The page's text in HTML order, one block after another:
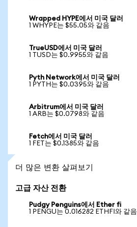
Wrapped HYPE에서 미국 달러
1 WHYPE는 $55.05와 같음
TrueUSD에서 미국 달러
1 TUSD는 $0.9955와 같음
Pyth Network에서 미국 달러
1 PYTH는 $0.0395와 같음
Arbitrum에서 미국 달러
1 ARB는 $0.0798와 같음
Fetch에서 미국 달러
1 FET는 $0.1385와 같음
더 많은 변환 살펴보기
고급 자산 전환
Pudgy Penguins에서 Ether fi
1 PENGU는 0.016282 ETHFI와 같음